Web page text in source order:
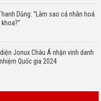
Dũng: “Làm sao cá nhân hoá
Jonux Châu Á nhận vinh danh
Quốc gia 2024